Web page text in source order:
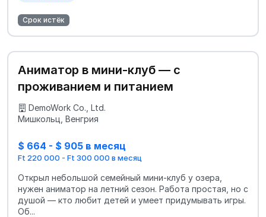
Срок истёк
Аниматор в мини‑клуб — с
проживанием и питанием
DemoWork Co., Ltd.
Мишкольц, Венгрия
$ 664 - $ 905 в месяц
Ft 220 000 - Ft 300 000 в месяц
Открыл небольшой семейный мини‑клуб у озера,
нужен аниматор на летний сезон. Работа простая, но с
душой — кто любит детей и умеет придумывать игры.
Об...